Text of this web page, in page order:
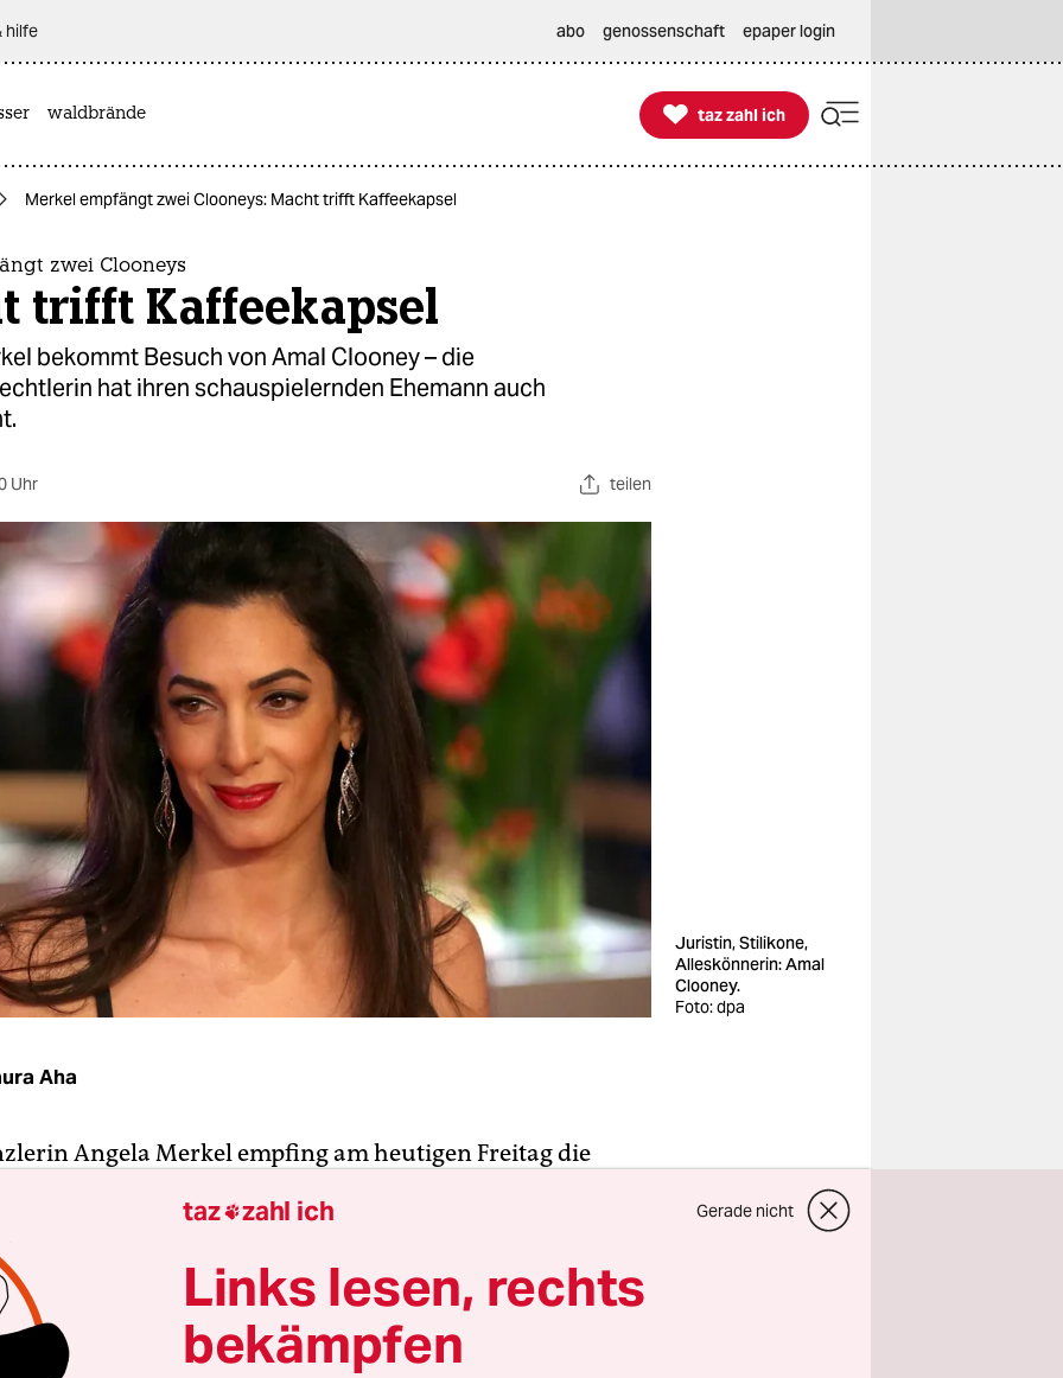
hilfe abo genossenschaft epaper login
waldbrände 
taz zahl ich
taz zahl ich
Merkel empfängt zwei Clooneys: Macht trifft Kaffeekapsel
zwei Clooneys
trifft Kaffeekapsel
bekommt Besuch von Amal Clooney – die
hat ihren schauspielernden Ehemann auch
Uhr teilen
Juristin, Stilikone,
Alleskönnerin: Amal
Clooney.
Foto: dpa
Aha
Angela Merkel empfing am heutigen Freitag die
(54) im Kanzleramt, um über die Flüchtlingsthematik zu
die als Koryphäe für Internationales Recht,
sowie Auslieferungs- und Strafrecht gilt, engagiert
mit ihrem Ehemann schon seit Jahren für die
International Rescue Committee (IRC), die unter
taz zahl ich Gerade nicht
Links lesen, rechts
bekämpfen